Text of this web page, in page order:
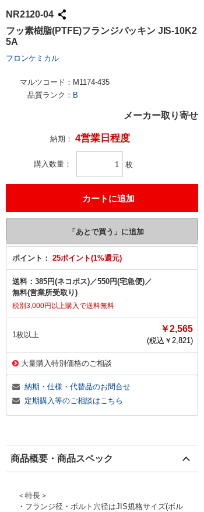
NR2120-04
フッ素樹脂(PTFE)フランジパッキン JIS-10K2
5A
フロンケミカル
マルツコード： M1174-435
品質ランク： B
メーカー取り寄せ
納期： 4営業日程度
購入数量 枚
ポイント： 25ポイント(1%還元)
送料： 385円(ネコポス)／550円(宅急便)／
無料(営業所受取り)
税別3,000円以上購入で送料無料
1枚以上
￥2,565
(税込￥ 2,821)
大量購入特別価格のご相談
納期・仕様・代替品のお問合せ
定期購入等のご相談はこちら
商品概要・商品スペック
＜特長＞
・フランジ径・ボルト穴径はJIS規格サイズ(ボル